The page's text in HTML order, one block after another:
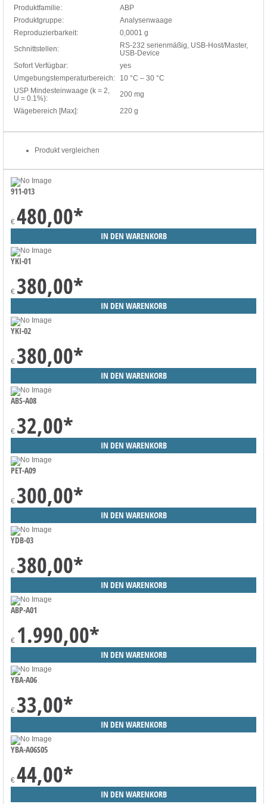
Produktfamilie:
ABP
Produktgruppe:
Analysenwaage
Reproduzierbarkeit:
0,0001 g
Schnittstellen:
RS-232 serienmäßig, USB-Host/Master,
USB-Device
Sofort Verfügbar:
yes
Umgebungstemperaturbereich:
10 °C – 30 °C
USP Mindesteinwaage (k = 2,
U = 0.1%):
200 mg
Wägebereich [Max]:
220 g
Produkt vergleichen
911-013
€ 480,00*
YKI-01
€ 380,00*
YKI-02
€ 380,00*
ABS-A08
€ 32,00*
PET-A09
€ 300,00*
YDB-03
€ 380,00*
ABP-A01
€ 1.990,00*
YBA-A06
€ 33,00*
YBA-A06S05
€ 44,00*